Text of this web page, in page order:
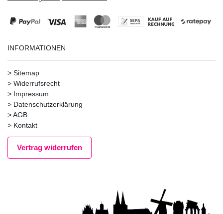
INFORMATIONEN
> Sitemap
> Widerrufsrecht
> Impressum
> Datenschutzerklärung
>AGB
> Kontakt
Vertrag widerrufen